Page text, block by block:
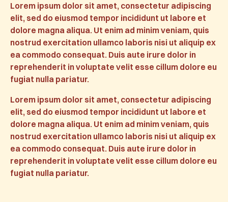
Lorem ipsum dolor sit amet, consectetur adipiscing
elit, sed do eiusmod tempor incididunt ut labore et
dolore magna aliqua. Ut enim ad minim veniam, quis
nostrud exercitation ullamco laboris nisi ut aliquip ex
ea commodo consequat. Duis aute irure dolor in
reprehenderit in voluptate velit esse cillum dolore eu
fugiat nulla pariatur.
Lorem ipsum dolor sit amet, consectetur adipiscing
elit, sed do eiusmod tempor incididunt ut labore et
dolore magna aliqua. Ut enim ad minim veniam, quis
nostrud exercitation ullamco laboris nisi ut aliquip ex
ea commodo consequat. Duis aute irure dolor in
reprehenderit in voluptate velit esse cillum dolore eu
fugiat nulla pariatur.